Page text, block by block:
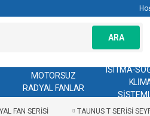
ARA
MOTORSUZ
RADYAL FANLAR
ISITMA-
FAN SERİSİ
TAUNUS T SERİSİ